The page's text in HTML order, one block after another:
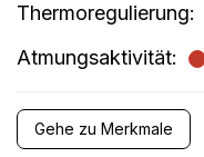
Thermoregulierung:
Atmungsaktivität:
Gehe zu Merkmale